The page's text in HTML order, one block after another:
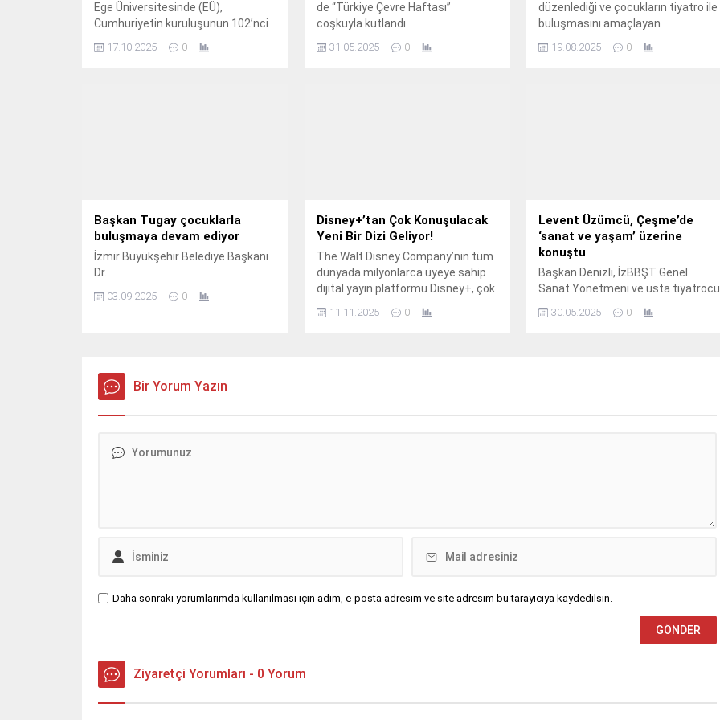
Ege Üniversitesinde (EÜ),
Cumhuriyetin kuruluşunun 102’nci
yılı ve Ulu Önder Gazi Mustafa
Kemal Atatürk’ün ebediyete
17.10.2025 0
de “Türkiye Çevre Haftası”
coşkuyla kutlandı.
31.05.2025 0
düzenlediği ve çocukların tiyatro ile
buluşmasını amaçlayan
“Mahallemde Çocuk Tiyatrosu” bu
yaz da hız kesmeden devam ediyor.
19.08.2025 0
Başkan Tugay çocuklarla
buluşmaya devam ediyor
İzmir Büyükşehir Belediye Başkanı
Dr.
03.09.2025 0
Disney+’tan Çok Konuşulacak
Yeni Bir Dizi Geliyor!
The Walt Disney Company’nin tüm
dünyada milyonlarca üyeye sahip
dijital yayın platformu Disney+, çok
yenisini daha ekliyor.
11.11.2025 0
Levent Üzümcü, Çeşme’de
‘sanat ve yaşam’ üzerine
konuştu
Başkan Denizli, İzBBŞT Genel
Sanat Yönetmeni ve usta tiyatrocu
birikiminizi hem hayata,
30.05.2025 0
Bir Yorum Yazın
Daha sonraki yorumlarımda kullanılması için adım, e-posta adresim ve site adresim bu tarayıcıya kaydedilsin.
Ziyaretçi Yorumları - 0 Yorum